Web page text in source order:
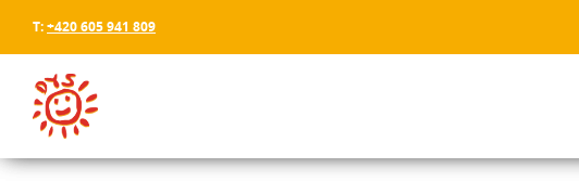
T:+420 605 941 809